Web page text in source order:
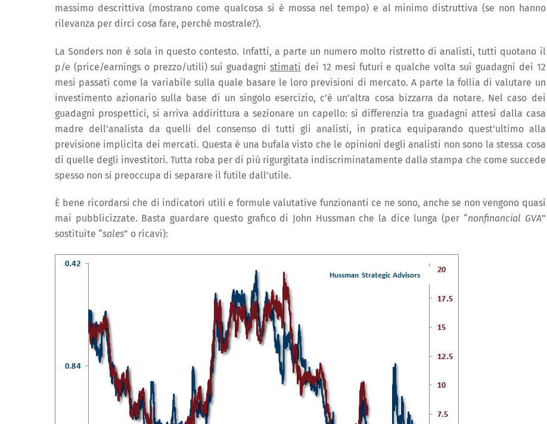
massimo descrittiva (mostrano come qualcosa si è mossa nel tempo) e al minimo distruttiva (se non hanno
rilevanza per dirci cosa fare, perché mostrale?).
La Sonders non è sola in questo contesto. Infatti, a parte un numero molto ristretto di analisti, tutti quotano il
p/e (price/earnings o prezzo/utili) sui guadagnistimati dei 12 mesi futuri e qualche volta sui guadagni dei 12
mesi passati come la variabile sulla quale basare le loro previsioni di mercato. A parte la follia di valutare un
investimento azionario sulla base di un singolo esercizio, c’è un’altra cosa bizzarra da notare. Nel caso dei
guadagni prospettici, si arriva addirittura a sezionare un capello: si differenzia tra guadagni attesi dalla casa
madre dell’analista da quelli del consenso di tutti gli analisti, in pratica equiparando quest’ultimo alla
previsione implicita dei mercati. Questa è una bufala visto che le opinioni degli analisti non sono la stessa cosa
di quelle degli investitori. Tutta roba per di più rigurgitata indiscriminatamente dalla stampa che come succede
spesso non si preoccupa di separare il futile dall’utile.
È bene ricordarsi che di indicatori utili e formule valutative funzionanti ce ne sono, anche se non vengono quasi
mai pubblicizzate. Basta guardare questo grafico di John Hussman che la dice lunga (per “nonfinancial GVA”
sostituite “sales” o ricavi):